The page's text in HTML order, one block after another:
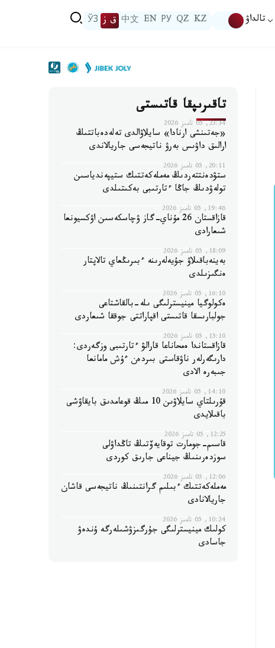
تالداۋ KZ
QZ
РУ
EN
中文 ق ز ЎЗ
تاقىرىپقا قاتىستى
23:34, 05 تامىز 2026
«جەتىنشى ارنادا» سايلاۋالدى تەلەدەباتتىڭ
ارالىق داۋىس بەرۋ ناتيجەسى جاريالاندى
20:11, 05 تامىز 2026
ستۋدەنتتەردىڭ مەملەكەتتىك ستيپەندياسىن
تولەۋدىڭ جاڭا ءتارتىبى بەكىتىلدى
19:46, 05 تامىز 2026
قازاقستان 26 مۇناي-گاز ۋچاسكەسىن اۋكسيونعا
شىعارادى
18:09, 05 تامىز 2026
بەينەباقىلاۋ جۇيەلەرىنە ءبىرىڭعاي تالاپتار
ەنگىزىلدى
16:10, 05 تامىز 2026
ەكولوگيا مينيسترلىگى ىلە-بالقاشتاعى
جولبارىسقا قاتىستى اقپاراتتى جوققا شىعاردى
15:10, 05 تامىز 2026
قازاقستاندا ەمحاناعا قارالۋ ءتارتىبى وزگەردى:
دارىگەرلەر ناۋقاستى بىردەن ءۇش مامانعا
جىبەرە الادى
14:10, 05 تامىز 2026
قۇرىلتاي سايلاۋىن 10 مىڭ قوعامدىق بايقاۋشى
باقىلايدى
12:25, 05 تامىز 2026
قاسىم-جومارت توقايەۆتىڭ تاڭداۋلى
سوزدەرىنىڭ جيناعى جارىق كوردى
12:06, 05 تامىز 2026
مەملەكەتتىك ءبىلىم گرانتىنىڭ ناتيجەسى قاشان
جاريالانادى
10:24, 05 تامىز 2026
كولىك مينيسترلىگى جۇرگىزۋشىلەرگە ۇندەۋ
جاسادى